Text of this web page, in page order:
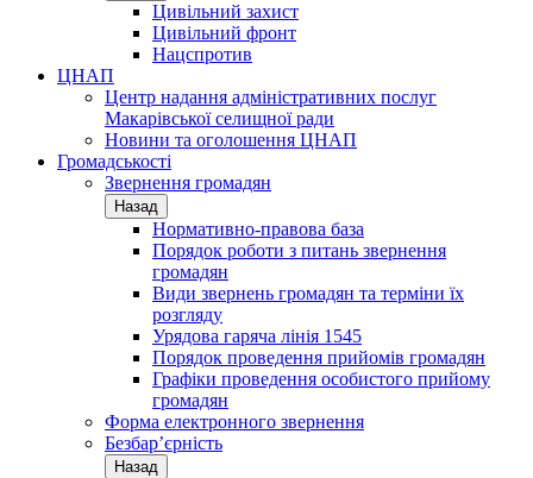
Цивільний захист
Цивільний фронт
Нацспротив
ЦНАП
Центр надання адміністративних послуг
Макарівської селищної ради
Новини та оголошення ЦНАП
Громадськості
Звернення громадян
Назад
Нормативно-правова база
Порядок роботи з питань звернення
громадян
Види звернень громадян та терміни їх
розгляду
Урядова гаряча лінія 1545
Порядок проведення прийомів громадян
Графіки проведення особистого прийому
громадян
Форма електронного звернення
Безбар’єрність
Назад